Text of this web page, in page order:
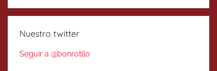
Nuestro twitter
Seguir a @bonrotllo